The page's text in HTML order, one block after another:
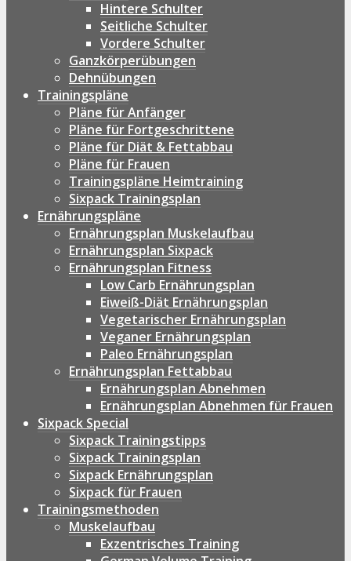
Hintere Schulter
Seitliche Schulter
Vordere Schulter
Ganzkörperübungen
Dehnübungen
Trainingspläne
Pläne für Anfänger
Pläne für Fortgeschrittene
Pläne für Diät & Fettabbau
Pläne für Frauen
Trainingspläne Heimtraining
Sixpack Trainingsplan
Ernährungspläne
Ernährungsplan Muskelaufbau
Ernährungsplan Sixpack
Ernährungsplan Fitness
Low Carb Ernährungsplan
Eiweiß-Diät Ernährungsplan
Vegetarischer Ernährungsplan
Veganer Ernährungsplan
Paleo Ernährungsplan
Ernährungsplan Fettabbau
Ernährungsplan Abnehmen
Ernährungsplan Abnehmen für Frauen
Sixpack Special
Sixpack Trainingstipps
Sixpack Trainingsplan
Sixpack Ernährungsplan
Sixpack für Frauen
Trainingsmethoden
Muskelaufbau
Exzentrisches Training